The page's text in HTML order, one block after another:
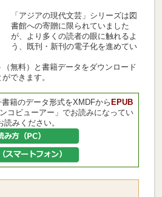
「アジアの現代文芸」シリーズは図
書館への寄贈に限られていました
が、より多くの読者の眼に触れるよ
う、既刊・新刊の電子化を進めてい
無料）と書籍データをダウンロード
できます。
籍のデータ形式をXMDFから EPUB
コビューアー」でお読みになってい
みください。